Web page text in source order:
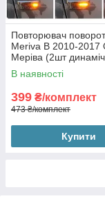
Повторювач
Meriva B 2010-2017
Меріва (2шт
ЛЕД)
В наявності
399 ₴/комплект
473 ₴/комплект
Купити